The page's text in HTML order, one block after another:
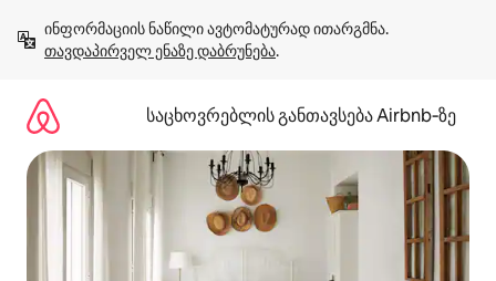
გადასვლა
თავდაპირველ ენაზე დაბრუნება.
საცხოვრებლის განთავსება Airbnb‑ზე